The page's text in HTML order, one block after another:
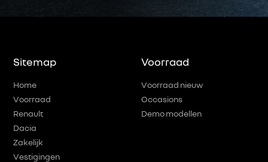
Sitemap
Home
Voorraad
Renault
Dacia
Zakelijk
Vestigingen
Voorraad
Voorraad nieuw
Occasions
Demo modellen